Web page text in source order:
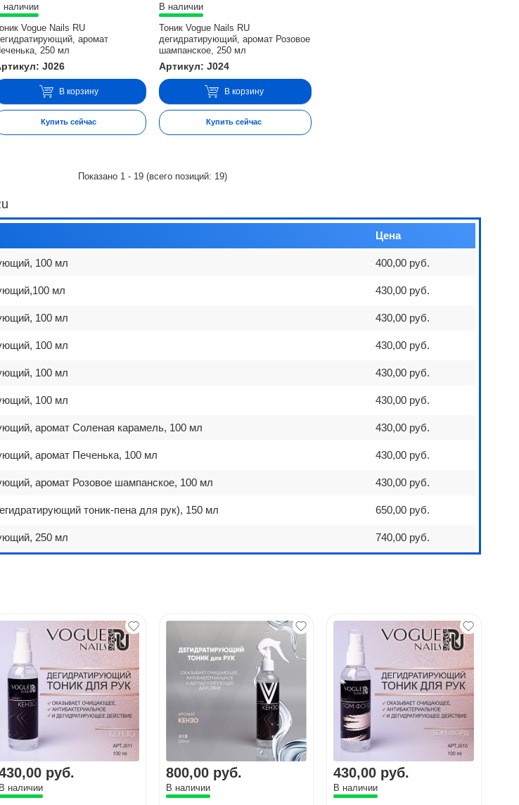
наличии
Vogue Nails RU
аромат
250 мл
J026
В корзину
Купить сейчас
В наличии
Тоник Vogue Nails RU
дегидратирующий, аромат Розовое
шампанское, 250 мл
Артикул: J024
В корзину
Купить сейчас
Показано 1 - 19 (всего позиций: 19)
Цена
100 мл 400,00 руб.
мл 430,00 руб.
100 мл 430,00 руб.
100 мл 430,00 руб.
100 мл 430,00 руб.
100 мл 430,00 руб.
аромат Соленая карамель, 100 мл 430,00 руб.
аромат Печенька, 100 мл 430,00 руб.
аромат Розовое шампанское, 100 мл 430,00 руб.
тоник-пена для рук), 150 мл 650,00 руб.
250 мл 740,00 руб.
руб.
В наличии
800,00 руб.
В наличии
430,00 руб.
В наличии